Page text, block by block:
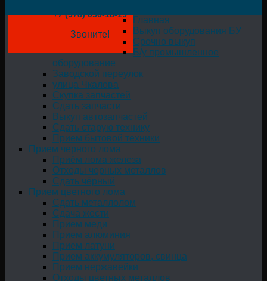
+7 (978) 050-18-19
Звоните!
Главная
Выкуп оборудования БУ
Срочно выкуп
Б/у промышленное
оборудование
Заводской переулок
улица Чкалова
Скупка запчастей
Сдать запчасти
Выкуп автозапчастей
Сдать старую технику
Прием бытовой техники
Прием черного лома
Приём лома железа
Отходы черных металлов
Сдать чёрный
Прием цветного лома
Сдать металлолом
Сдача жести
Прием меди
Прием алюминия
Прием латуни
Прием аккумуляторов, свинца
Прием нержавейки
Отходы цветных металлов